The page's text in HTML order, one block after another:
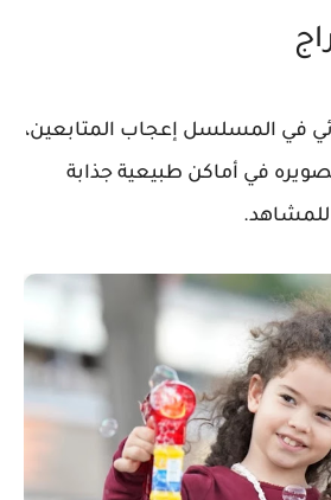
في المسلسل إعجاب المتابعين،
في أماكن طبيعية جذابة